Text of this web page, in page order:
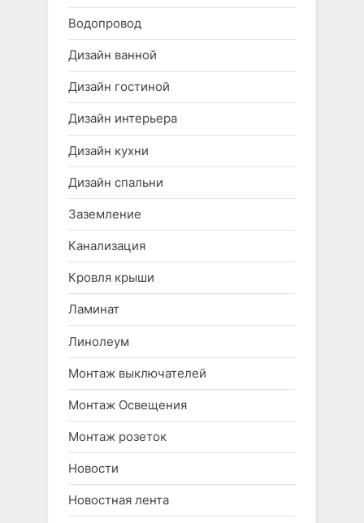
Водопровод
Дизайн ванной
Дизайн гостиной
Дизайн интерьера
Дизайн кухни
Дизайн спальни
Заземление
Канализация
Кровля крыши
Ламинат
Линолеум
Монтаж выключателей
Монтаж Освещения
Монтаж розеток
Новости
Новостная лента